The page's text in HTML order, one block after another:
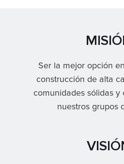
Ser la mejor opción
construcción de alta
comunidades sólidas y
nuestros grupos